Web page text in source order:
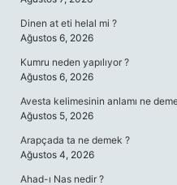
Dinen at eti helal mi ?
Ağustos 6, 2026
Kumru neden yapılıyor ?
Ağustos 6, 2026
Avesta kelimesinin anlamı ne
Ağustos 5, 2026
Arapçada ta ne demek ?
Ağustos 4, 2026
Ahad-ı Nas nedir ?